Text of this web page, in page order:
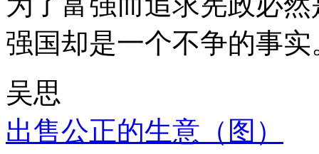
强国却是一个不争的事实
吴思
出售公正的生意（图）